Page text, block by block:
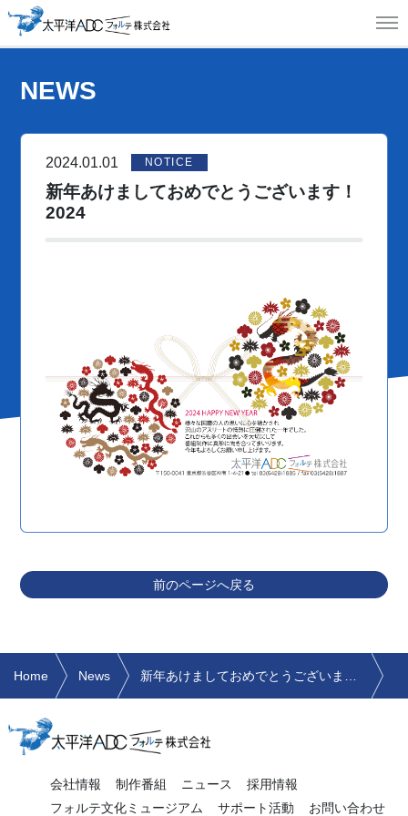
NEWS
2024.01.01
新年あけましておめでとうございます！
2024
前のページへ戻る
Home News
会社情報 制作番組 ニュース
採用情報
フォルテ文化ミュージアム
サポート活動 お問い合わせ